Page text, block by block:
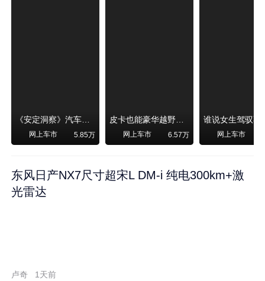
《安定洞察》汽车烧不烧油，和石油安全无关！
网上车市 5.85万
皮卡也能豪华越野！纵横F700上市，限时卖29.99万起
网上车市 6.57万 网上车市
东风日产NX7尺寸超宋L DM-i 纯电300km+激
光雷达
卢奇 1天前